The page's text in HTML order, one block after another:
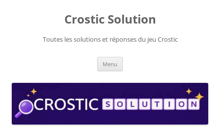
Crostic Solution
Toutes les solutions et réponses du jeu Crostic
Menu